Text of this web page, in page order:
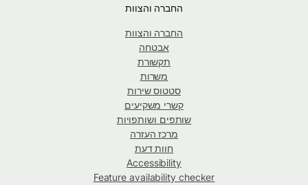
החברה והצוות
החברה והצוות
אבטחה
תקשורת
משרות
סטטוס שירות
קשרי משקיעים
שותפים ושותפויות
מרכז העזרה
חוות דעת
Accessibility
Feature availability checker